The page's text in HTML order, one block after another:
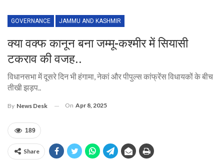
GOVERNANCE JAMMU AND KASHMIR
क्या वक्फ कानून बना जम्मू-कश्मीर में सियासी
टकराव की वजह..
विधानसभा में दूसरे दिन भी हंगामा, नेकां और पीपुल्स कांफ्रेंस विधायकों के बीच
तीखी झड़प..
By News Desk On Apr 8, 2025
189
Share